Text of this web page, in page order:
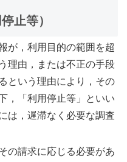
止等）
が，利用目的の範囲を超
理由，または不正の手段
という理由により，その
，「利用停止等」といい
は，遅滞なく必要な調査
の請求に応じる必要があ